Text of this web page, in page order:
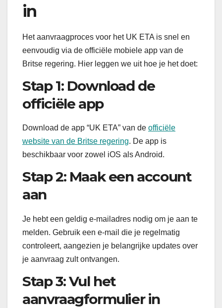
in
Het aanvraagproces voor het UK ETA is snel en
eenvoudig via de officiële mobiele app van de
Britse regering. Hier leggen we uit hoe je het doet:
Stap 1: Download de
officiële app
Download de app “UK ETA” van de officiële
website van de Britse regering. De app is
beschikbaar voor zowel iOS als Android.
Stap 2: Maak een account
aan
Je hebt een geldig e-mailadres nodig om je aan te
melden. Gebruik een e-mail die je regelmatig
controleert, aangezien je belangrijke updates over
je aanvraag zult ontvangen.
Stap 3: Vul het
aanvraagformulier in